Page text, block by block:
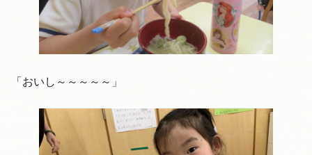
「おいし～～～～～」